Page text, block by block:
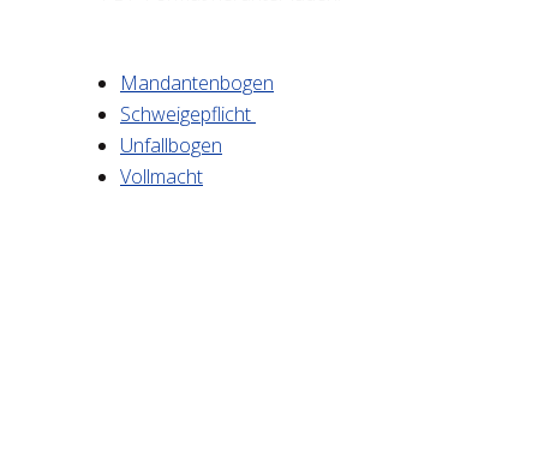
Man­dan­ten­bo­gen
Schwei­ge­pflicht
Unfall­bo­gen
Voll­macht